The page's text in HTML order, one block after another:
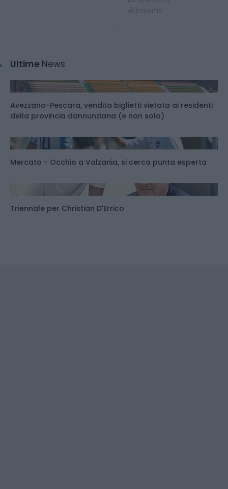
Ultime News
Avezzano-Pescara, vendita biglietti vietata ai residenti
della provincia dannunziana (e non solo)
Mercato - Occhio a Valzania, si cerca punta esperta
Triennale per Christian D'Errico